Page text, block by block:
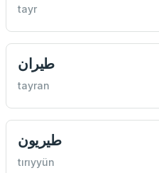
tayr
طيران
tayran
طيريون
tırıyyün